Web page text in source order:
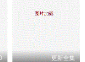
更新全集